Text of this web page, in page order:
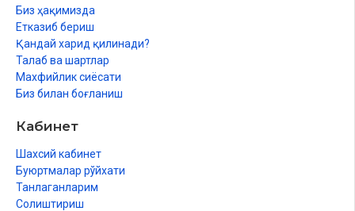
Биз ҳақимизда
Етказиб бериш
Қандай харид қилинади?
Талаб ва шартлар
Махфийлик сиёсати
Биз билан боғланиш
Кабинет
Шахсий кабинет
Буюртмалар рўйхати
Танлаганларим
Солиштириш